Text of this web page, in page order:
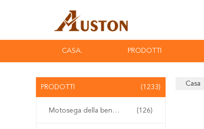
CASA. PRODOTTI
PRODOTTI (1233)
Motosega della benzina (126)
Casa